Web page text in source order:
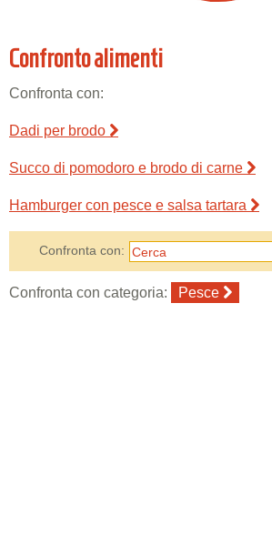
Confronto alimenti
Confronta con:
Dadi per brodo
Succo di pomodoro e brodo di carne
Hamburger con pesce e salsa tartara
Confronta con:
Confronta con categoria: Pesce